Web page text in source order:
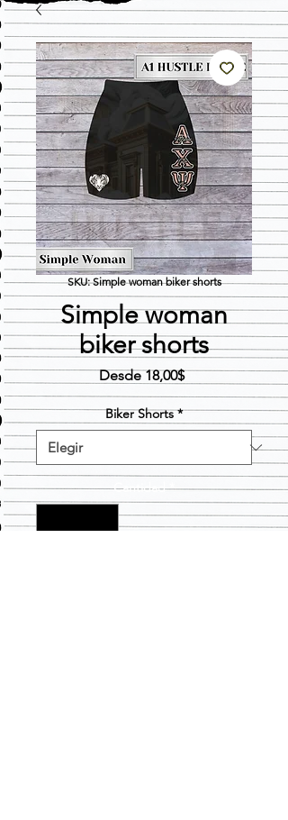
SKU: Simple woman biker shorts
Simple woman
biker shorts
Desde18,00$Precio
oferta
Biker Shorts *
Cantidad *